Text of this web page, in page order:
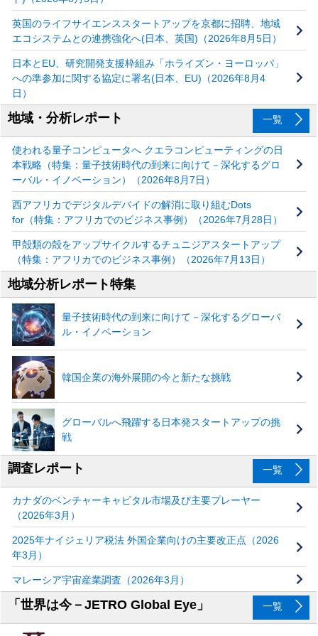
英国のライフサイエンススタートアップを京都に招聘、地域
エコシステムとの連携強化へ(日本、英国)（2026年8月5日）
日本とEU、研究開発支援枠組み「ホライズン・ヨーロッパ」
への準参加に関する協定に署名(日本、EU)（2026年8月4
日）
地域・分析レポート 一覧
使われる量子コンピュータへ クエラコンピューティングの日
本戦略（特集：量子技術時代の到来に向けて－深化するグロ
ーバル・イノベーション）（2026年8月7日）
西アフリカでデジタルデバイドの解消に取り組むDots
for（特集：アフリカでのビジネス事例）（2026年7月28日）
甲殻類の殻をアップサイクルするチュニジアスタートアップ
（特集：アフリカでのビジネス事例）（2026年7月13日）
地域分析レポート特集
量子技術時代の到来に向けて－深化するグローバ
ル・イノベーション
韓国企業の海外展開の今と新たな挑戦
グローバルへ飛躍する日本発スタートアップの挑
戦
調査レポート 一覧
カナダのベンチャーキャピタル市場及び主要プレーヤー
（2026年3月）
2025年ナイジェリア税法 外国企業向けの主要改正点（2026
年3月）
マレーシア宇宙産業調査（2026年3月）
「世界は今－JETRO Global Eye」 一覧